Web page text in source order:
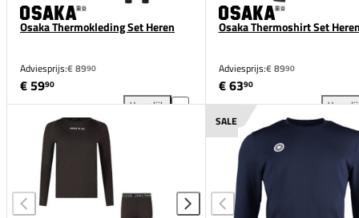
Osaka Thermokleding Set Heren
Adviesprijs:€ 8990
€ 5990
Vergelijk
Osaka Thermokleding Set Heren toevoegen aan
Osaka Thermoshirt Set
Adviesprijs:€ 8990
€ 6390
SALE